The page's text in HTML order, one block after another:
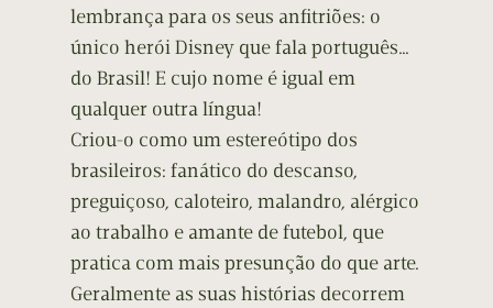
lembrança para os seus anfitriões: o
único herói Disney que fala português…
do Brasil! E cujo nome é igual em
qualquer outra língua!
Criou-o como um estereótipo dos
brasileiros: fanático do descanso,
preguiçoso, caloteiro, malandro, alérgico
ao trabalho e amante de futebol, que
pratica com mais presunção do que arte.
Geralmente as suas histórias decorrem